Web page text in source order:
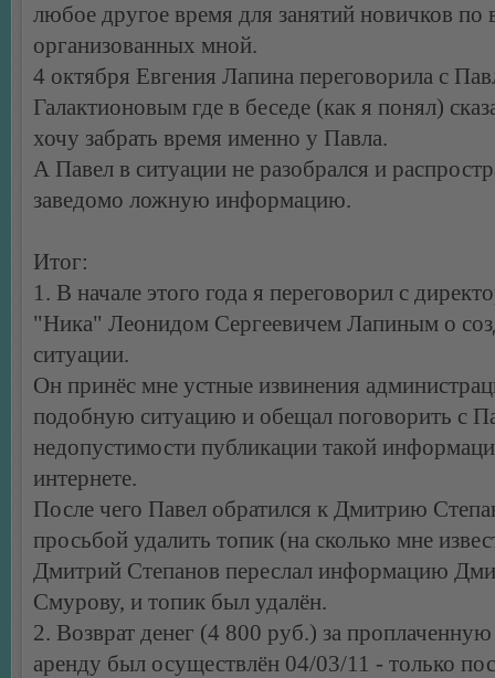
любое другое время для занятий новичков по
организованных мной.
4 октября Евгения Лапина переговорила с
Галактионовым где в беседе (как я понял)
хочу забрать время именно у Павла.
А Павел в ситуации не разобрался и
заведомо ложную информацию.
Итог:
1. В начале этого года я переговорил с
"Ника" Леонидом Сергеевичем Лапиным о
ситуации.
Он принёс мне устные извинения
подобную ситуацию и обещал поговорить с
недопустимости публикации такой
интернете.
После чего Павел обратился к Дмитрию
просьбой удалить топик (на сколько мне
Дмитрий Степанов переслал информацию
Смурову, и топик был удалён.
2. Возврат денег (4 800 руб.) за
аренду был осуществлён 04/03/11 - только